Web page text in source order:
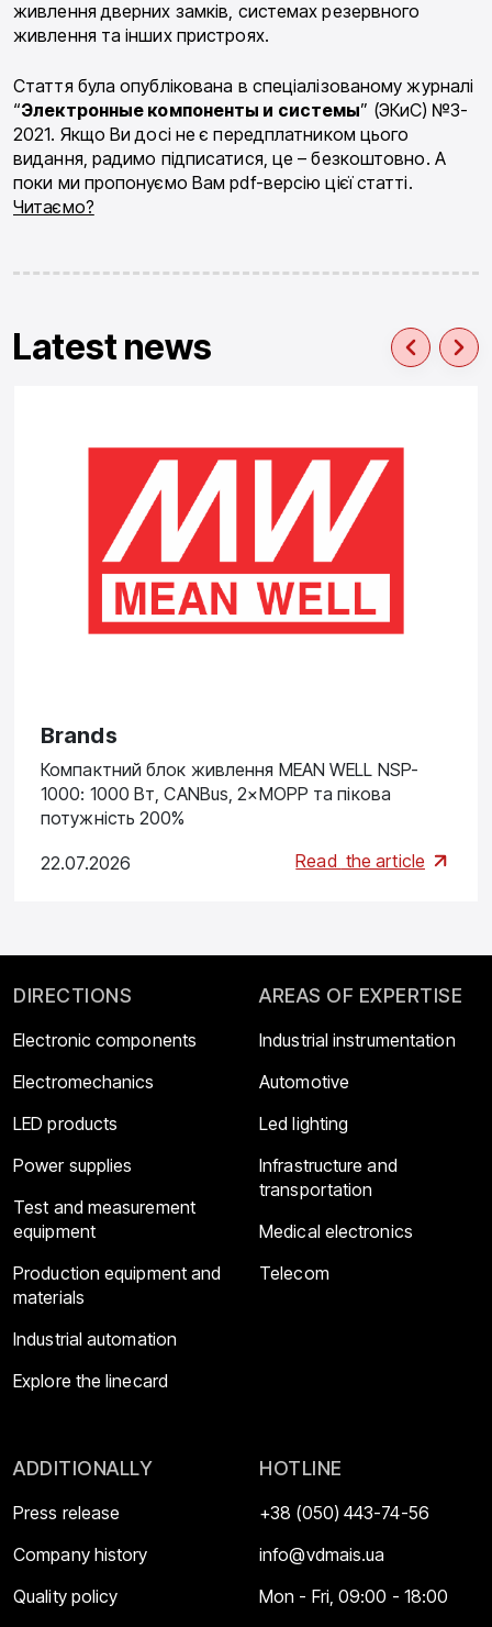
живлення дверних замків, системах резервного
живлення та інших пристроях.
Стаття була опублікована в спеціалізованому журналі
“Электронные компоненты и системы” (ЭКиС) №3-
2021. Якщо Ви досі не є передплатником цього
видання, радимо підписатися, це – безкоштовно. А
поки ми пропонуємо Вам pdf-версію цієї статті.
Читаємо?
Latest news
Brands
Компактний блок живлення MEAN WELL NSP-
1000: 1000 Вт, CANBus, 2×MOPP та пікова
потужність 200%
22.07.2026 Read the article
DIRECTIONS
Electronic components
Electromechanics
LED products
Power supplies
Test and measurement
equipment
Production equipment and
materials
Industrial automation
Explore the linecard
AREAS OF EXPERTISE
Industrial instrumentation
Automotive
Led lighting
Infrastructure and
transportation
Medical electronics
Telecom
ADDITIONALLY
Press release
Company history
Quality policy
HOTLINE
+38 (050) 443-74-56
info@vdmais.ua
Mon - Fri, 09:00 - 18:00